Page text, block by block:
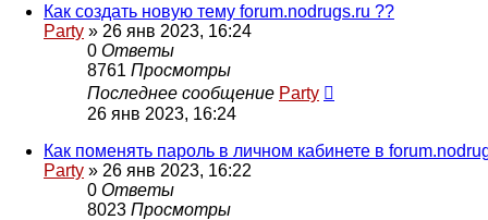
Как создать новую тему forum.nodrugs.ru ??
Party » 26 янв 2023, 16:24
0 Ответы
8761 Просмотры
Последнее сообщение Party
26 янв 2023, 16:24
Как поменять пароль в личном кабинете в
Party » 26 янв 2023, 16:22
0 Ответы
8023 Просмотры